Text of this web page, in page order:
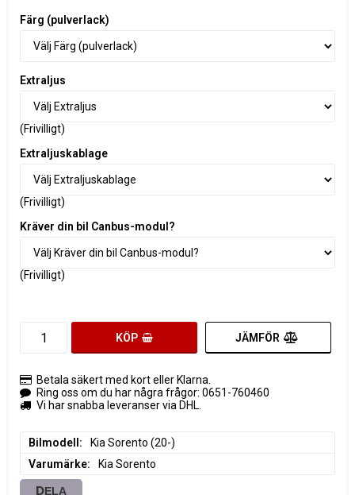
Färg (pulverlack)
Extraljus
(Frivilligt)
Extraljuskablage
(Frivilligt)
Kräver din bil Canbus-modul?
(Frivilligt)
KÖP JÄMFÖR
Betala säkert med kort eller Klarna.
Ring oss om du har några frågor: 0651-760460
Vi har snabba leveranser via DHL.
Bilmodell
Kia Sorento (20-)
Varumärke
Kia Sorento
DELA